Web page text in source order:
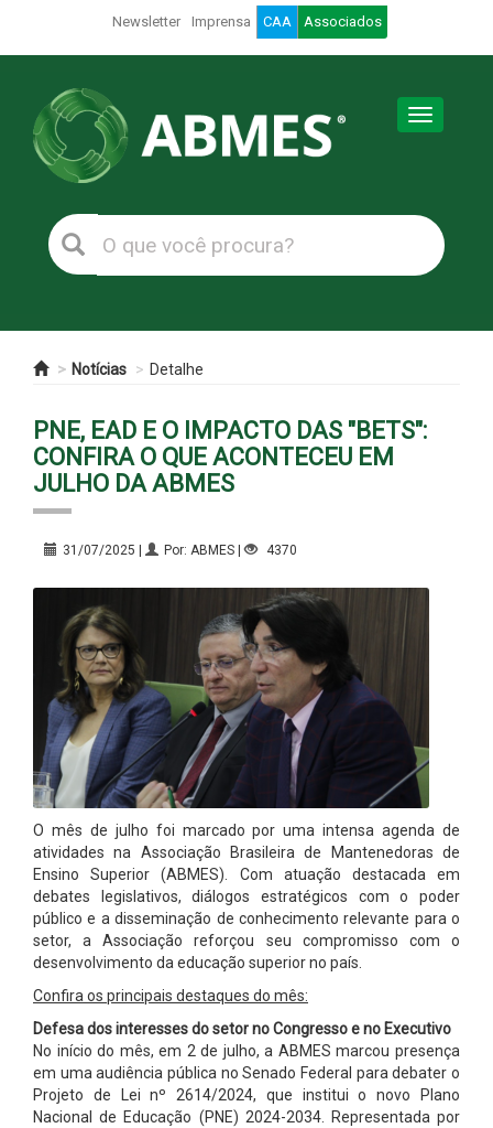
Newsletter Imprensa CAA Associados
Toggle
Notícias Detalhe
PNE, EAD E O IMPACTO DAS "BETS":
CONFIRA O QUE ACONTECEU EM
JULHO DA ABMES
31/07/2025 | Por: ABMES | 4370
O mês de julho foi marcado por uma intensa agenda de
atividades na Associação Brasileira de Mantenedoras de
Ensino Superior (ABMES). Com atuação destacada em
debates legislativos, diálogos estratégicos com o poder
público e a disseminação de conhecimento relevante para o
setor, a Associação reforçou seu compromisso com o
desenvolvimento da educação superior no país.
Confira os principais destaques do mês:
Defesa dos interesses do setor no Congresso e no Executivo
No início do mês, em 2 de julho, a ABMES marcou presença
em uma audiência pública no Senado Federal para debater o
Projeto de Lei nº 2614/2024, que institui o novo Plano
Nacional de Educação (PNE) 2024-2034. Representada por